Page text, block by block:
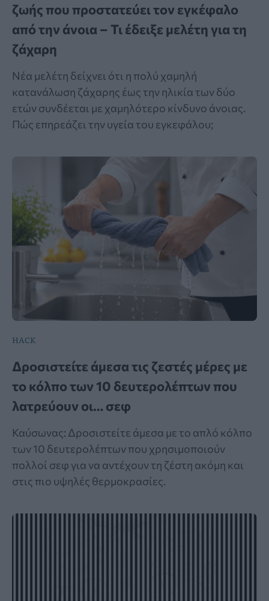
ζωής που προστατεύει τον εγκέφαλο
από την άνοια – Τι έδειξε μελέτη για τη
ζάχαρη
Νέα μελέτη δείχνει ότι η πολύ χαμηλή
κατανάλωση ζάχαρης έως την ηλικία των δύο
ετών συνδέεται με χαμηλότερο κίνδυνο άνοιας.
Πώς επηρεάζει την υγεία του εγκεφάλου;
HACK
Δροσιστείτε άμεσα τις ζεστές μέρες με
το κόλπο των 10 δευτερολέπτων που
λατρεύουν οι… σεφ
Καύσωνας: Δροσιστείτε άμεσα με το απλό κόλπο
των 10 δευτερολέπτων που χρησιμοποιούν
πολλοί σεφ για να αντέχουν τη ζέστη ακόμη και
στις πιο υψηλές θερμοκρασίες.